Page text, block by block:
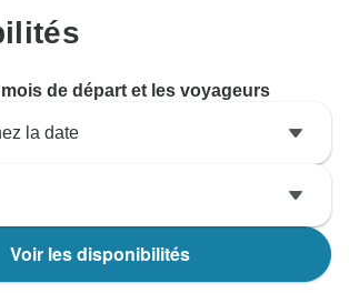
de départ et les voyageurs
la date
Voir les disponibilités